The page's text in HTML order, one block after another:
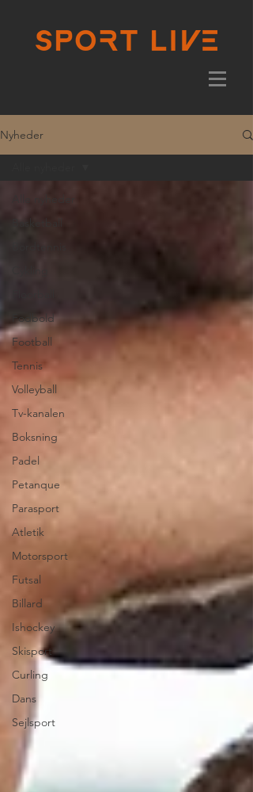
Nyheder
Basketball
Fodbold
Football
Tennis
Volleyball
Tv-kanalen
Boksning
Padel
Petanque
Parasport
Atletik
Motorsport
Futsal
Billard
Ishockey
Skisport
Curling
Dans
Sejlsport